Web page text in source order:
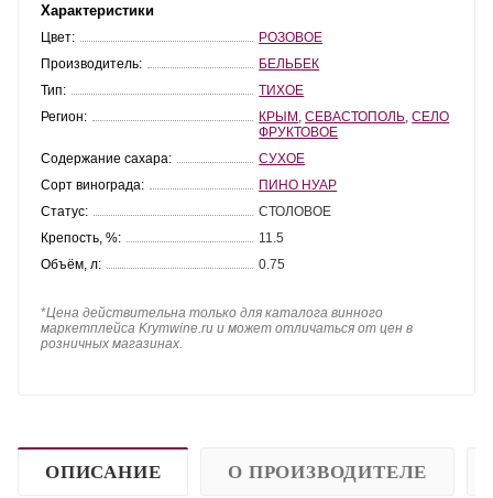
Характеристики
Цвет:
РОЗОВОЕ
Производитель:
БЕЛЬБЕК
Тип:
ТИХОЕ
Регион:
КРЫМ ,СЕВАСТОПОЛЬ ,СЕЛО
ФРУКТОВОЕ
Содержание сахара:
СУХОЕ
Сорт винограда:
ПИНО НУАР
Статус:
СТОЛОВОЕ
Крепость, %:
11.5
Объём, л:
0.75
*Цена действительна только для каталога винного
маркетплейса Krymwine.ru и может отличаться от цен в
розничных магазинах.
ОПИСАНИЕ О ПРОИЗВОДИТЕЛЕ